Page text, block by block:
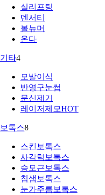
실리프팅
덴서티
볼뉴머
온다
기타4
모발이식
반영구눈썹
문신제거
레이저제모HOT
보톡스8
스킨보톡스
사각턱보톡스
승모근보톡스
침샘보톡스
눈가주름보톡스